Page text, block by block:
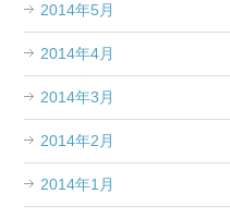
2014年5月
2014年4月
2014年3月
2014年2月
2014年1月